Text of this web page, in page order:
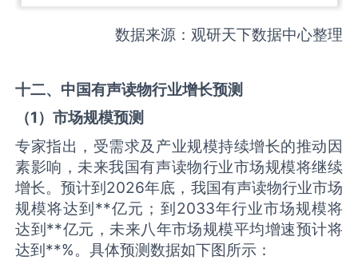
数据来源：观研天下数据中心整理
十二、中国有声读物行业增长预测
（1）市场规模预测
专家指出，受需求及产业规模持续增长的推动因
素影响，未来我国有声读物行业市场规模将继续
增长。预计到2026年底，我国有声读物行业市场
规模将达到**亿元；到2033年行业市场规模将
达到**亿元，未来八年市场规模平均增速预计将
达到**%。具体预测数据如下图所示：